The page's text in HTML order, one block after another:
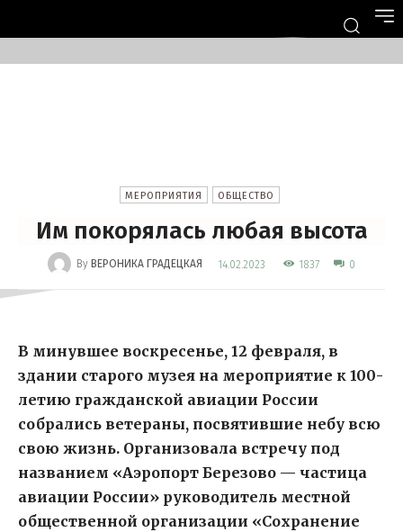
МЕРОПРИЯТИЯ ОБЩЕСТВО
Им покорялась любая высота
By ВЕРОНИКА ГРАДЕЦКАЯ 14.02.2023 1837 0
В минувшее воскресенье, 12 февраля, в
здании старого музея на мероприятие к 100-
летию гражданской авиации России
собрались ветераны, посвятившие небу всю
свою жизнь. Организовала встречу под
названием «Аэропорт Березово — частица
авиации России» руководитель местной
общественной организации «Сохранение